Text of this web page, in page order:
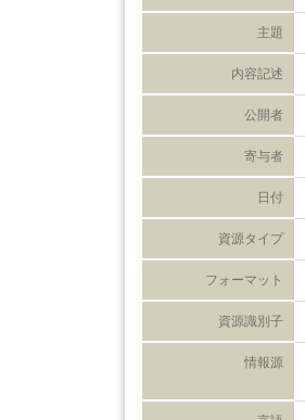
主題
内容記述
公開者
寄与者
日付
資源タイプ
フォーマット
資源識別子
情報源